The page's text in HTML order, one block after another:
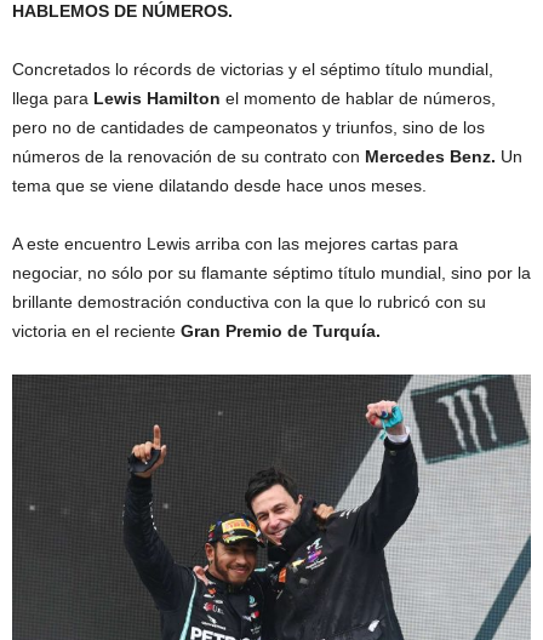
HABLEMOS DE NÚMEROS.
Concretados lo récords de victorias y el séptimo título mundial,
llega para Lewis Hamilton el momento de hablar de números,
pero no de cantidades de campeonatos y triunfos, sino de los
números de la renovación de su contrato con Mercedes Benz. Un
tema que se viene dilatando desde hace unos meses.
A este encuentro Lewis arriba con las mejores cartas para
negociar, no sólo por su flamante séptimo título mundial, sino por la
brillante demostración conductiva con la que lo rubricó con su
victoria en el reciente Gran Premio de Turquía.